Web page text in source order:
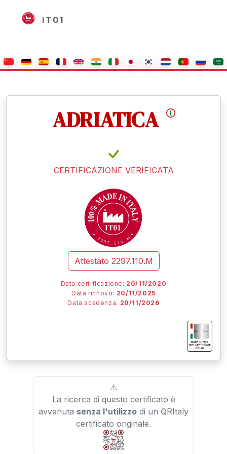
IT01
ADRIATICA
CERTIFICAZIONE VERIFICATA
229 7 . 1 1 0 .M
Attestato 2297.110.M
Data certificazione: 20/11/2020
Data rinnovo: 20/11/2025
Data scadenza: 20/11/2026
IT01.IT/
⚠️
La ricerca di questo certificato è
avvenuta senza l'utilizzo di un QRItaly
certificato originale.